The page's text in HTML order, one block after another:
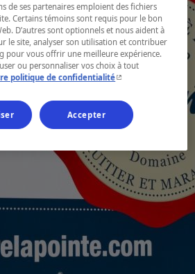
de ses partenaires emploient des fichiers
Certains témoins sont requis pour le bon
D’autres sont optionnels et nous aident à
le site, analyser son utilisation et contribuer
pour vous offrir une meilleure expérience.
ou personnaliser vos choix à tout
politique de confidentialité- Cet hyperlien
Accepter